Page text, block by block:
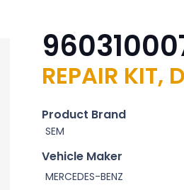
REPAIR KIT,
Product Brand
SEM
Vehicle Maker
MERCEDES-BENZ